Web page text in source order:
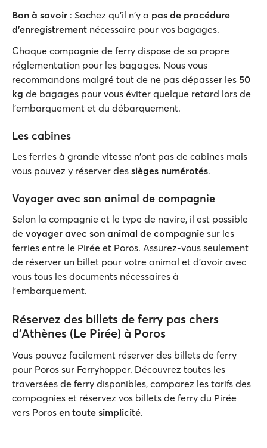
Bon à savoir : Sachez qu'il n'y a pas de procédure
d'enregistrement nécessaire pour vos bagages.
Chaque compagnie de ferry dispose de sa propre
réglementation pour les bagages. Nous vous
recommandons malgré tout de ne pas dépasser les 50
kg de bagages pour vous éviter quelque retard lors de
l'embarquement et du débarquement.
Les cabines
Les ferries à grande vitesse n'ont pas de cabines mais
vous pouvez y réserver des sièges numérotés.
Voyager avec son animal de compagnie
Selon la compagnie et le type de navire, il est possible
de voyager avec son animal de compagnie sur les
ferries entre le Pirée et Poros. Assurez-vous seulement
de réserver un billet pour votre animal et d’avoir avec
vous tous les documents nécessaires à
l’embarquement.
Réservez des billets de ferry pas chers
d'Athènes (Le Pirée) à Poros
Vous pouvez facilement réserver des billets de ferry
pour Poros sur Ferryhopper. Découvrez toutes les
traversées de ferry disponibles, comparez les tarifs des
compagnies et réservez vos billets de ferry du Pirée
vers Poros en toute simplicité.